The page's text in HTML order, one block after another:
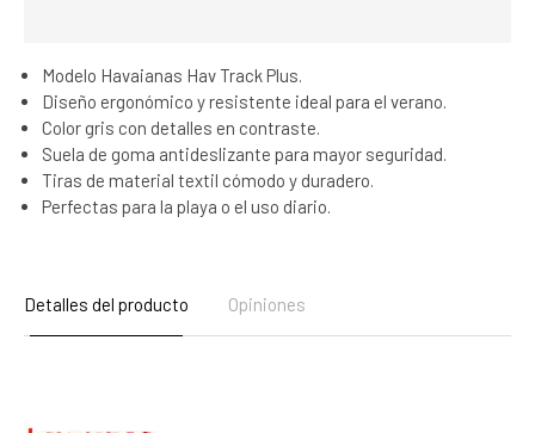
Modelo Havaianas Hav Track Plus.
Diseño ergonómico y resistente ideal para el verano.
Color gris con detalles en contraste.
Suela de goma antideslizante para mayor seguridad.
Tiras de material textil cómodo y duradero.
Perfectas para la playa o el uso diario.
Detalles del producto Opiniones